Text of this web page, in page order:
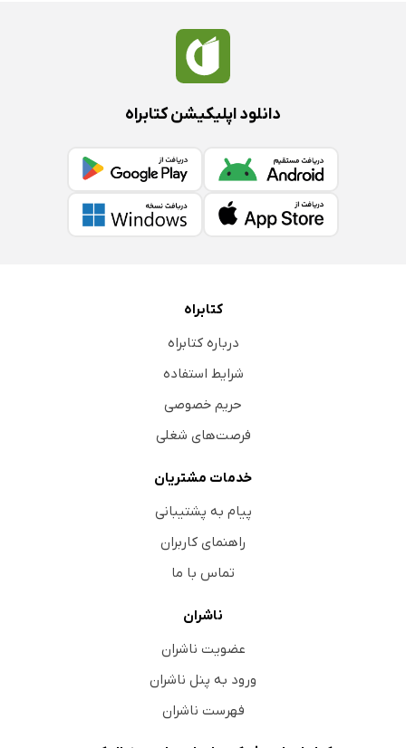
دانلود اپلیکیشن کتابراه
کتابراه
درباره کتابراه
شرایط استفاده
حریم خصوصی
فرصت‌های شغلی
خدمات مشتریان
پیام به پشتیبانی
راهنمای کاربران
تماس با ما
ناشران
عضویت ناشران
ورود به پنل ناشران
فهرست ناشران